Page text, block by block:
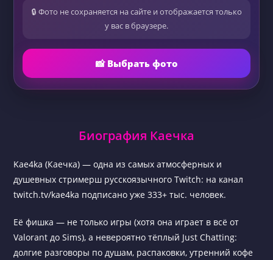
🔒 Фото не сохраняется на сайте и отображается только
у вас в браузере.
📸 Выбрать фото
Биография Каечка
Kae4ka (Каечка) — одна из самых атмосферных и
душевных стримерш русскоязычного Twitch: на канал
twitch.tv/kae4ka подписано уже 333+ тыс. человек.
Её фишка — не только игры (хотя она играет в всё от
Valorant до Sims), а невероятно тёплый Just Chatting:
долгие разговоры по душам, распаковки, утренний кофе